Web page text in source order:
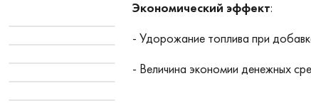
Экономический эффект:
- Удорожание топлива при
- Величина экономии денежных